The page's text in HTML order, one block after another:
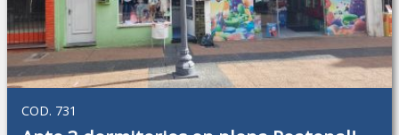
COD. 731